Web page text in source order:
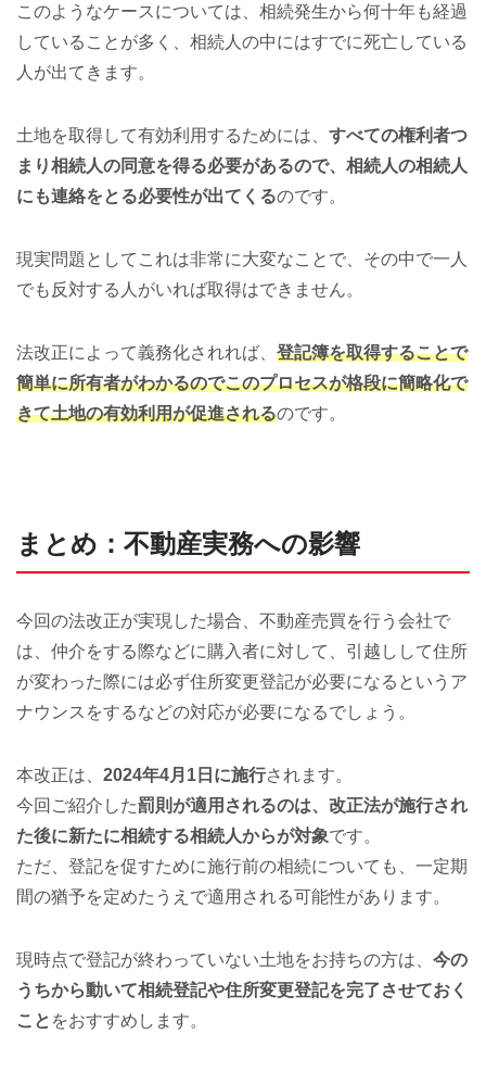
このようなケースについては、相続発生から何十年も経過
していることが多く、相続人の中にはすでに死亡している
人が出てきます。
土地を取得して有効利用するためには、 すべての権利者つ
まり相続人の同意を得る必要があるので、相続人の相続人
にも連絡をとる必要性が出てくるのです。
現実問題としてこれは非常に大変なことで、その中で一人
でも反対する人がいれば取得はできません。
法改正によって義務化されれば、 登記簿を取得することで
簡単に所有者がわかるのでこのプロセスが格段に簡略化で
きて土地の有効利用が促進されるのです。
まとめ：不動産実務への影響
今回の法改正が実現した場合、不動産売買を行う会社で
は、仲介をする際などに購入者に対して、引越しして住所
が変わった際には必ず住所変更登記が必要になるというア
ナウンスをするなどの対応が必要になるでしょう。
本改正は、 2024年4月1日に施行されます。
今回ご紹介した罰則が適用されるのは、改正法が施行され
た後に新たに相続する相続人からが対象です。
ただ、登記を促すために施行前の相続についても、一定期
間の猶予を定めたうえで適用される可能性があります。
現時点で登記が終わっていない土地をお持ちの方は、 今の
うちから動いて相続登記や住所変更登記を完了させておく
こと をおすすめします。